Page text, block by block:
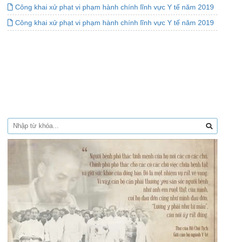
Công khai xử phạt vi phạm hành chính lĩnh vực Y tế năm 2019
Công khai xử phạt vi phạm hành chính lĩnh vực Y tế năm 2019